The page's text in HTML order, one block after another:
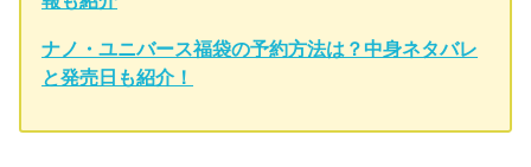
ナノ・ユニバース福袋の予約方法は？中身ネタバレ
と発売日も紹介！